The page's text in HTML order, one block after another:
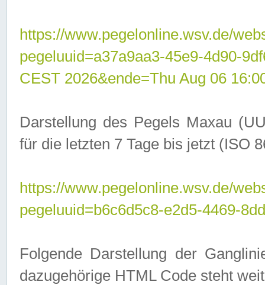
https://www.pegelonline.wsv.de/
pegeluuid=a37a9aa3-45e9-4d90-
CEST 2026&ende=Thu Aug 06
Darstellung des Pegels Maxau
für die letzten 7 Tage bis jetzt (ISO
https://www.pegelonline.wsv.de/
pegeluuid=b6c6d5c8-e2d5-4469-
Folgende Darstellung der
dazugehörige HTML Code steht